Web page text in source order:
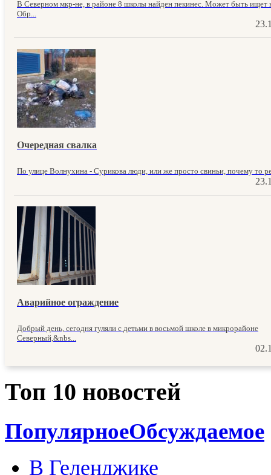
В Северном мкр-не, в районе 8 школы найден пекинес. Может быть ищет
Обр...
Очередная свалка
По улице Волнухина - Сурикова люди, или же просто свиньи, почему то
Аварийное ограждение
Добрый день, сегодня гуляли с детьми в восьмой школе в микрорайоне
Северный,&nbs...
Топ 10 новостей
ПопулярноеОбсуждаемое
В Геленджике